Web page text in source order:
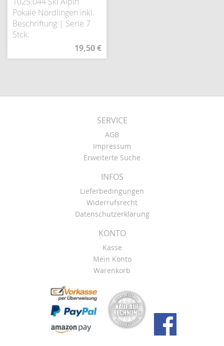
Pokale Nördlingen inkl.
Beschriftung | Serie 7
Stck.
19,50 €
SERVICE
AGB
Impressum
Erweiterte Suche
INFOS
Lieferbedingungen
Widerrufsrecht
Datenschutzerklärung
KONTO
Kasse
Mein Konto
Warenkorb